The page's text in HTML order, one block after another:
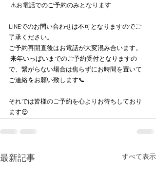
⚠️お電話でのご予約のみとなります
LINEでのお問い合わせは不可となりますのでご
了承ください。
ご予約再開直後はお電話が大変混み合います。
で、繋がらない場合は焦らずにお時間を置いて
ご連絡をお願い致します📞
それでは皆様のご予約を心よりお待ちしており
ます😌
最新記事 すべて表示